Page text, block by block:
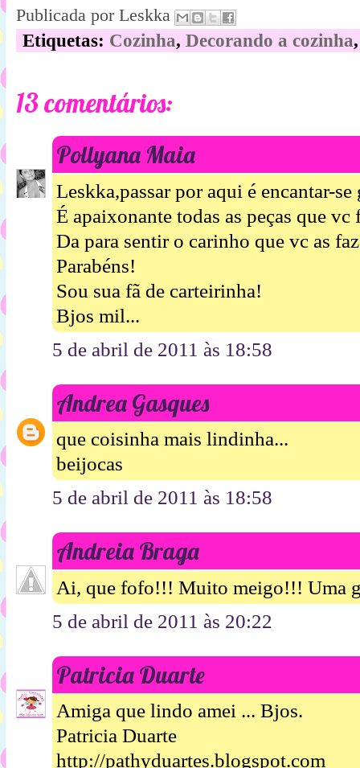
Publicada por Leskka
Etiquetas: Cozinha, Decorando a cozinha
13 comentários:
Pollyana Maia
Leskka,passar por aqui é encantar-
É apaixonante todas as peças que vc
Da para sentir o carinho que vc as
Parabéns!
Sou sua fã de carteirinha!
Bjos mil...
5 de abril de 2011 às 18:58
Andrea Gasques
que coisinha mais lindinha...
beijocas
5 de abril de 2011 às 18:58
Andreia Braga
Ai, que fofo!!! Muito meigo!!! Uma
5 de abril de 2011 às 20:22
Patricia Duarte
Amiga que lindo amei ... Bjos.
Patricia Duarte
http://pathyduartes.blogspot.com